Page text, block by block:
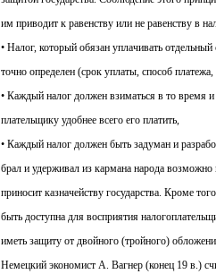
им приводит к равенству или не равенству в
• Налог, который обязан уплачивать
точно определен (срок уплаты, способ
• Каждый налог должен взиматься в то время
плательщику удобнее всего его платить,
• Каждый налог должен быть задуман и
брал и удерживал из кармана народа
приносит казначейству государства. Кроме
быть доступна для восприятия
иметь защиту от двойного (тройного)
Немецкий экономист А. Вагнер (конец 19 в.)